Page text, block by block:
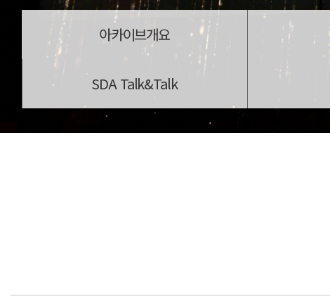
아카이브개요
SDA Talk&Talk